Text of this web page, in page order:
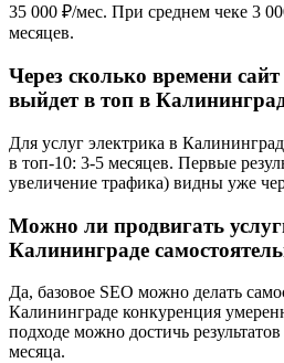
35 000 ₽/мес. При среднем чеке 3
месяцев.
Через сколько времени
выйдет в топ в
Для услуг электрика в
в топ-10: 3-5 месяцев. Первые
увеличение трафика) видны уже
Можно ли продвигать
Калининграде
Да, базовое SEO можно делать
Калининграде конкуренция
подходе можно достичь
месяца.